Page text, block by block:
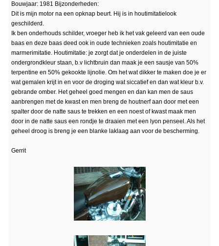
Bouwjaar: 1981 Bijzonderheden:
Dit is mijn motor na een opknap beurt. Hij is in houtimitatielook
geschilderd.
Ik ben onderhouds schilder, vroeger heb ik het vak geleerd van een oude
baas en deze baas deed ook in oude technieken zoals houtimitatie en
marmerimitatie. Houtimitatie: je zorgt dat je onderdelen in de juiste
ondergrondkleur staan, b.v lichtbruin dan maak je een sausje van 50%
terpentine en 50% gekookte lijnolie. Om het wat dikker te maken doe je er
wat gemalen krijt in en voor de droging wat siccatief en dan wat kleur b.v.
gebrande omber. Het geheel goed mengen en dan kan men de saus
aanbrengen met de kwast en men breng de houtnerf aan door met een
spalter door de natte saus te trekken en een noest of kwast maak men
door in de natte saus een rondje te draaien met een lyon penseel. Als het
geheel droog is breng je een blanke laklaag aan voor de bescherming.
Gerrit